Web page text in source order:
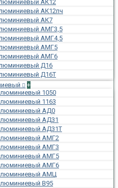
АК12
АК12пч
АК7
АМГ3,5
АМГ4,5
АМГ5
АМГ6
Д16
Д16Т
+
1050
1163
АД0
АД31
АД31Т
АМГ2
АМГ3
АМГ5
АМГ6
АМЦ
В95